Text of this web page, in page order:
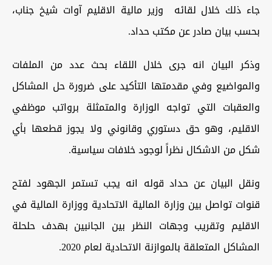
جاء ذلك خلال لقائه وزير مالية الاقليم آوات شيخ جناب،
بحسب بيان صادر عن مكتب حداد.
وذكر البيان انه جرى خلال اللقاء بحث عدد من الملفات
والمواضيع وفي مقدمتها التأكيد على ضرورة حل المشاكل
والعقبات التي تواجه الوزارة والمتمثلة برواتب موظفي
الاقليم، وهو حق دستوري وقانوني ولا يجوز قطعها بأي
شكل من الاشكال نظراً لوجود خلافات سياسية.
ونقل البيان عن حداد قوله انه يجب تستمر الجهود لفتح
قنوات تواصل بين وزارة المالية الاتحادية ووزارة المالية في
الاقليم وتقريب وجهات النظر بين الجانبين بهدف حلحلة
المشاكل المتعلقة بالموازنة الاتحادية لعام 2020.